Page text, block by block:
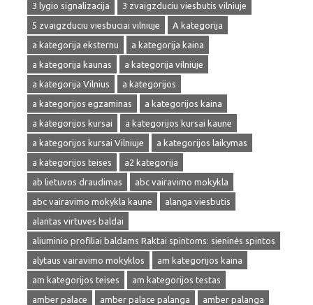
3 lygio signalizacija
3 zvaigzduciu viesbutis vilniuje
5 zvaigzduciu viesbuciai vilniuje
A kategorija
a kategorija eksternu
a kategorija kaina
a kategorija kaunas
a kategorija vilniuje
a kategorija Vilnius
a kategorijos
a kategorijos egzaminas
a kategorijos kaina
a kategorijos kursai
a kategorijos kursai kaune
a kategorijos kursai Vilniuje
a kategorijos laikymas
a kategorijos teises
a2 kategorija
ab lietuvos draudimas
abc vairavimo mokykla
abc vairavimo mokykla kaune
alanga viesbutis
alantas virtuves baldai
aliuminio profiliai baldams Raktai spintoms: sieninės spintos
alytaus vairavimo mokyklos
am kategorijos kaina
am kategorijos teises
am kategorijos testas
amber palace
amber palace palanga
amber palanga